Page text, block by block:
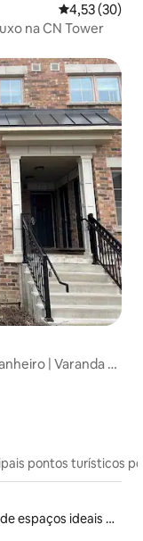
4,53 de uma
4,53 (30)
na CN Tower
| Varanda +
pontos turísticos
Aluguéis de espaços ideais para famílias